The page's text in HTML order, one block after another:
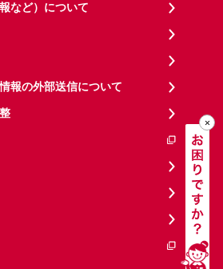
など）について
報の外部送信について